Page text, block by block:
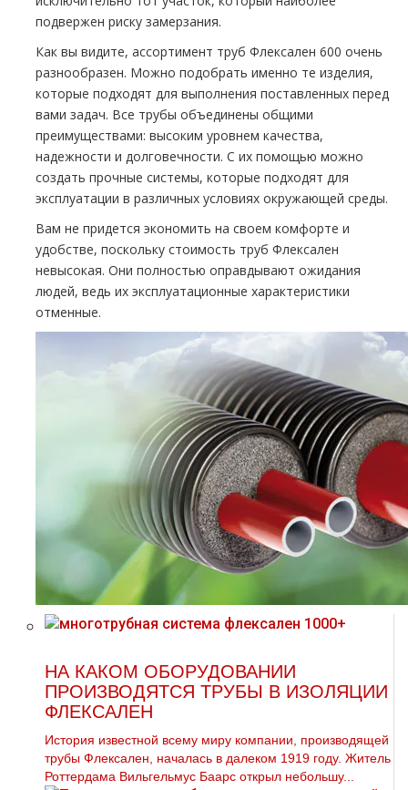
подвержен риску замерзания.
Как вы видите, ассортимент труб Флексален 600 очень
разнообразен. Можно подобрать именно те изделия,
которые подходят для выполнения поставленных перед
вами задач. Все трубы объединены общими
преимуществами: высоким уровнем качества,
надежности и долговечности. С их помощью можно
создать прочные системы, которые подходят для
эксплуатации в различных условиях окружающей среды.
Вам не придется экономить на своем комфорте и
удобстве, поскольку стоимость труб Флексален
невысокая. Они полностью оправдывают ожидания
людей, ведь их эксплуатационные характеристики
отменные.
НА КАКОМ ОБОРУДОВАНИИ
ПРОИЗВОДЯТСЯ ТРУБЫ В ИЗОЛЯЦИИ
ФЛЕКСАЛЕН
История известной всему миру компании, производящей
трубы Флексален, началась в далеком 1919 году. Житель
Роттердама Вильгельмус Баарс открыл небольшу...